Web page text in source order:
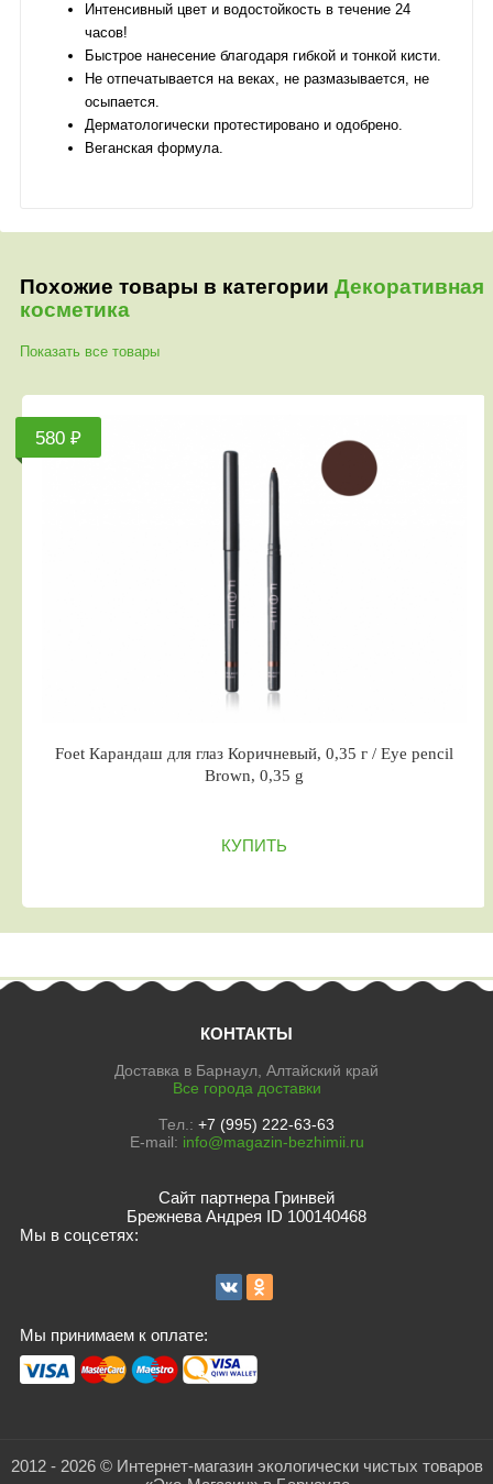
Интенсивный цвет и водостойкость в течение 24
часов!
Быстрое нанесение благодаря гибкой и тонкой кисти.
Не отпечатывается на веках, не размазывается, не
осыпается.
Дерматологически протестировано и одобрено.
Веганская формула.
Похожие товары в категории Декоративная
косметика
Показать все товары
580 ₽
Foet Карандаш для глаз Коричневый, 0,35 г / Eye pencil
Brown, 0,35 g
КУПИТЬ
КОНТАКТЫ
Доставка в Барнаул, Алтайский край
Все города доставки
Тел.: +7 (995) 222-63-63
E-mail: info@magazin-bezhimii.ru
Сайт партнера Гринвей
Брежнева Андрея ID 100140468
Мы в соцсетях:
Мы принимаем к оплате:
2012 - 2026 © Интернет-магазин экологически чистых товаров